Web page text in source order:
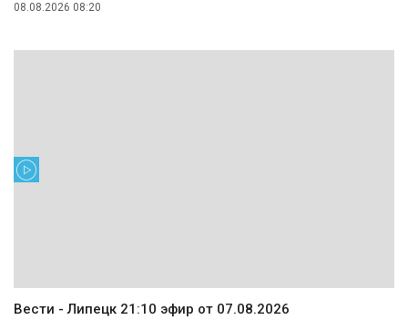
08.08.2026 08:20
Вести - Липецк 21:10 эфир от 07.08.2026